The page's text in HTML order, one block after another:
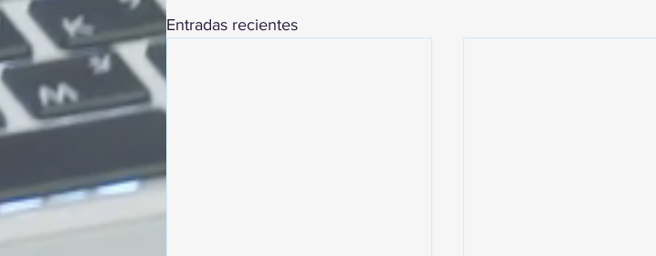
Entradas recientes